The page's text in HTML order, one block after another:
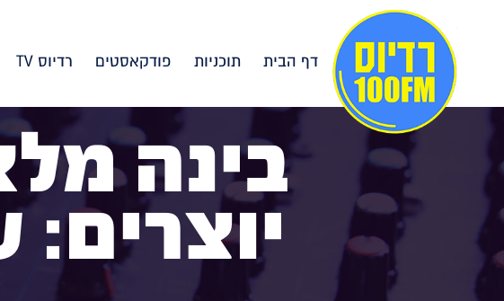
דף הבית תוכניות פודקאסטים רדיוס TV
בינה